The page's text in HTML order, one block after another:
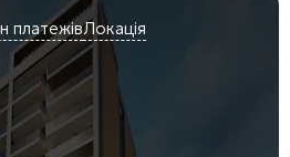
платежівЛокація